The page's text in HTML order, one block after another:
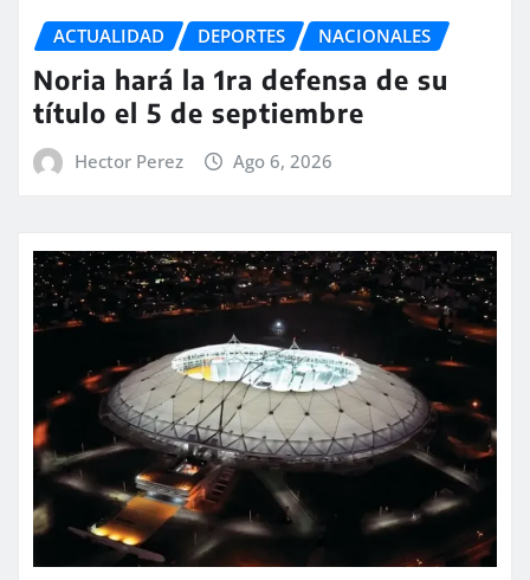
ACTUALIDAD DEPORTES NACIONALES
Noria hará la 1ra defensa de su
título el 5 de septiembre
Hector Perez Ago 6, 2026